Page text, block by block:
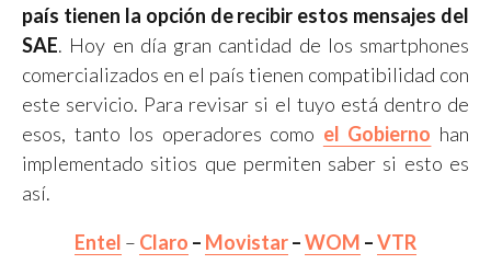
país tienen la opción de recibir estos mensajes del
SAE. Hoy en día gran cantidad de los smartphones
comercializados en el país tienen compatibilidad con
este servicio. Para revisar si el tuyo está dentro de
esos, tanto los operadores como el Gobierno han
implementado sitios que permiten saber si esto es
así.
Entel – Claro – Movistar–WOM –VTR